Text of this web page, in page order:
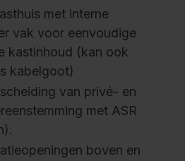
met interne
vak voor eenvoudige
kastinhoud (kan ook
kabelgoot)
van privé- en
met ASR
boven en